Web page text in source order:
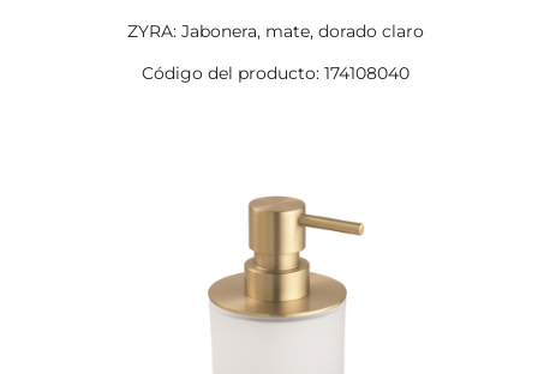
ZYRA: Jabonera, mate, dorado claro
Código del producto: 174108040